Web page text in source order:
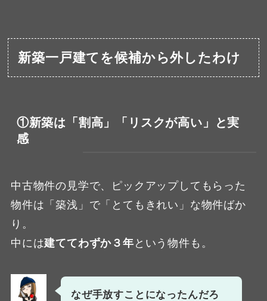
新築一戸建てを候補から外したわけ
①新築は「割高」「リスクが高い」と実
感
中古物件の見学で、ピックアップしてもらった
物件は「築浅」で「とてもきれい」な物件ばか
り。
中には建ててわずか３年 という物件も。
なぜ手放すことになったんだろ